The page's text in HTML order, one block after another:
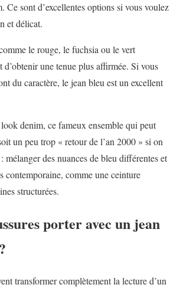
Ce sont d’excellentes options si vous voulez
et délicat.
le rouge, le fuchsia ou le vert
d’obtenir une tenue plus affirmée. Si vous
du caractère, le jean bleu est un excellent
denim, ce fameux ensemble qui peut
un peu trop « retour de l’an 2000 » si on
mélanger des nuances de bleu différentes et
contemporaine, comme une ceinture
structurées.
porter avec un jean
transformer complètement la lecture d’un